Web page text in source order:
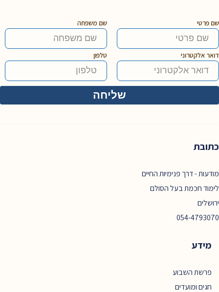
שם פרטי שם משפחה
דואר אלקטרוני טלפון
כתובת
מודעות - דרך פנימיות החיים
לימוד חכמת בעל הסולם
ירושלים
054-4793070
מידע
פרשת השבוע
חגים ומועדים